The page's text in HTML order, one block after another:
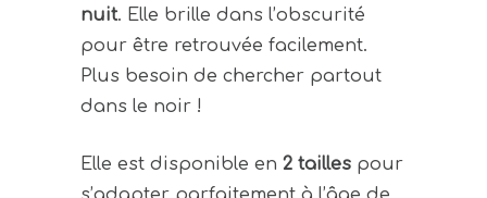
nuit. Elle brille dans l’obscurité
pour être retrouvée facilement.
Plus besoin de chercher partout
dans le noir !
Elle est disponible en 2 tailles pour